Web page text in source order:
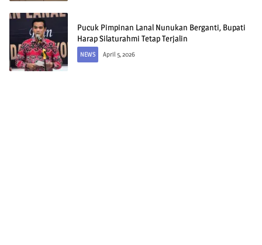
Pucuk Pimpinan Lanal Nunukan Berganti, Bupati
Harap Silaturahmi Tetap Terjalin
NEWS April 5, 2026